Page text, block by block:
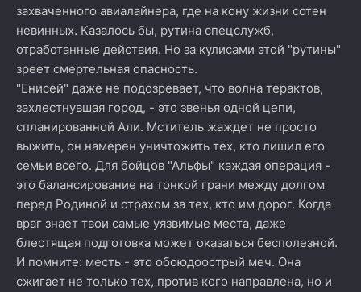
захваченного авиалайнера, где на кону жизни сотен
невинных. Казалось бы, рутина спецслужб,
отработанные действия. Но за кулисами этой "рутины"
зреет смертельная опасность.
"Енисей" даже не подозревает, что волна терактов,
захлестнувшая город, - это звенья одной цепи,
спланированной Али. Мститель жаждет не просто
выжить, он намерен уничтожить тех, кто лишил его
семьи всего. Для бойцов "Альфы" каждая операция -
это балансирование на тонкой грани между долгом
перед Родиной и страхом за тех, кто им дорог. Когда
враг знает твои самые уязвимые места, даже
блестящая подготовка может оказаться бесполезной.
И помните: месть - это обоюдоострый меч. Она
сжигает не только тех, против кого направлена, но и